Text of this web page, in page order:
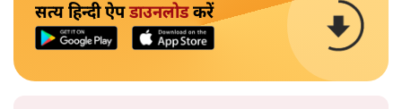
सत्य हिन्दी ऐपडाउनलोडकरें